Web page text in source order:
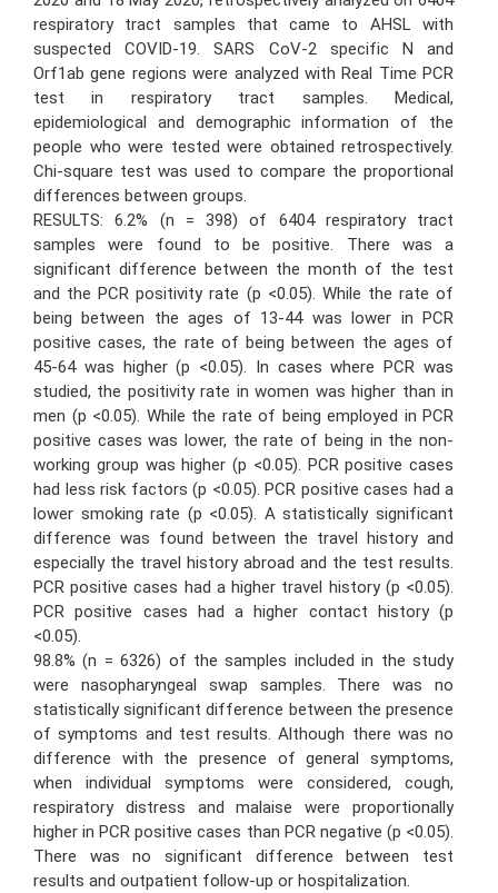
respiratory tract samples that came to AHSL with
suspected COVID-19. SARS CoV-2 specific N and
Orf1ab gene regions were analyzed with Real Time PCR
test in respiratory tract samples. Medical,
epidemiological and demographic information of the
people who were tested were obtained retrospectively.
Chi-square test was used to compare the proportional
differences between groups.
RESULTS: 6.2% (n = 398) of 6404 respiratory tract
samples were found to be positive. There was a
significant difference between the month of the test
and the PCR positivity rate (p <0.05). While the rate of
being between the ages of 13-44 was lower in PCR
positive cases, the rate of being between the ages of
45-64 was higher (p <0.05). In cases where PCR was
studied, the positivity rate in women was higher than in
men (p <0.05). While the rate of being employed in PCR
positive cases was lower, the rate of being in the non-
working group was higher (p <0.05). PCR positive cases
had less risk factors (p <0.05). PCR positive cases had a
lower smoking rate (p <0.05). A statistically significant
difference was found between the travel history and
especially the travel history abroad and the test results.
PCR positive cases had a higher travel history (p <0.05).
PCR positive cases had a higher contact history (p
<0.05).
98.8% (n = 6326) of the samples included in the study
were nasopharyngeal swap samples. There was no
statistically significant difference between the presence
of symptoms and test results. Although there was no
difference with the presence of general symptoms,
when individual symptoms were considered, cough,
respiratory distress and malaise were proportionally
higher in PCR positive cases than PCR negative (p <0.05).
There was no significant difference between test
results and outpatient follow-up or hospitalization.